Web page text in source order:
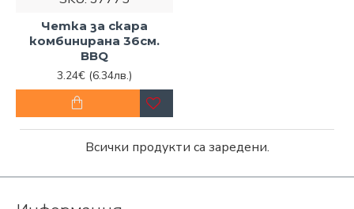
Четка за скара
комбинирана 36см.
BBQ
3.24€ (6.34лв.)
Всички продукти са заредени.